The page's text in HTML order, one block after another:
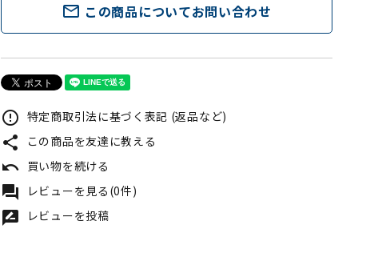
mail_outline この商品についてお問い合わせ
error_outline 特定商取引法に基づく表記 (返品など)
share この商品を友達に教える
undo 買い物を続ける
forum レビューを見る(0件)
rate_review レビューを投稿